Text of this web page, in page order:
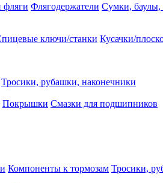
фляги Флягодержатели Сумки, баулы,
ключи/станки Кусачки/
Тросики, рубашки, наконечники
Покрышки Смазки для подшипников
Компоненты к тормозам Тросики,